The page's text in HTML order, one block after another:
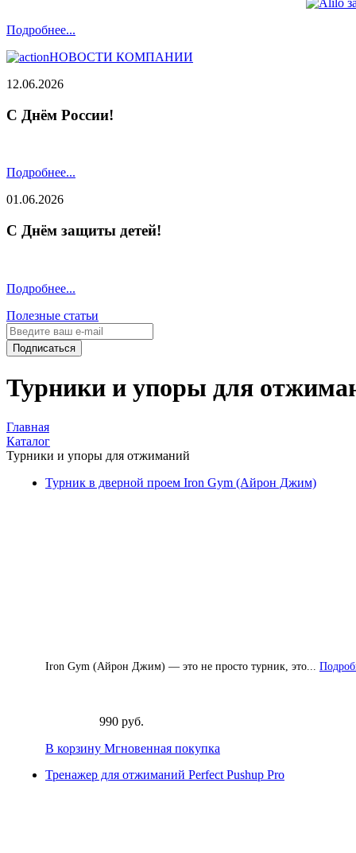
Подробнее...
НОВОСТИ КОМПАНИИ
12.06.2026
С Днём России!
Подробнее...
01.06.2026
С Днём защиты детей!
Подробнее...
Полезные статьи
Подписаться
Турники и упоры для
Главная
Каталог
Турники и упоры для отжиманий
Турник в дверной проем Iron Gym (Айрон Джим)
Iron Gym (Айрон Джим) — это не просто турник, это...
990 руб.
В корзину Мгновенная покупка
Тренажер для отжиманий Perfect Pushup Pro